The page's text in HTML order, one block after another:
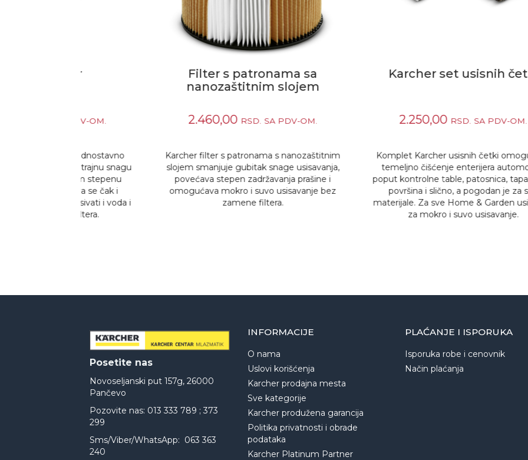
Filter s patronama sa
nanozaštitnim slojem
RSD. SA PDV-OM.
Karcher filter s patronama s nanozaštitnim
slojem smanjuje gubitak snage usisavanja,
povećava stepen zadržavanja prašine i
omogućava mokro i suvo usisavanje bez
Karcher set usisnih četki
RSD. SA PDV-OM.
Komplet Karcher usisnih četki omogućava
temeljno čišćenje enterijera automobila,
poput kontrolne table, patosnica, tapaciranih
površina i slično, a pogodan je za sve
materijale. Za sve Home & Garden usisivače
za mokro i suvo usisavanje.
Posetite nas
Novoseljanski put 157g, 26000
Pančevo
Pozovite nas: 013 333 789 ; 373
299
Sms/Viber/WhatsApp: 063 363
240
INFORMACIJE
O nama
Uslovi korišćenja
Karcher prodajna mesta
Sve kategorije
Karcher produžena garancija
Politika privatnosti i obrade
podataka
Karcher Platinum Partner
PLAĆANJE I ISPORUKA
Isporuka robe i cenovnik
Način plaćanja